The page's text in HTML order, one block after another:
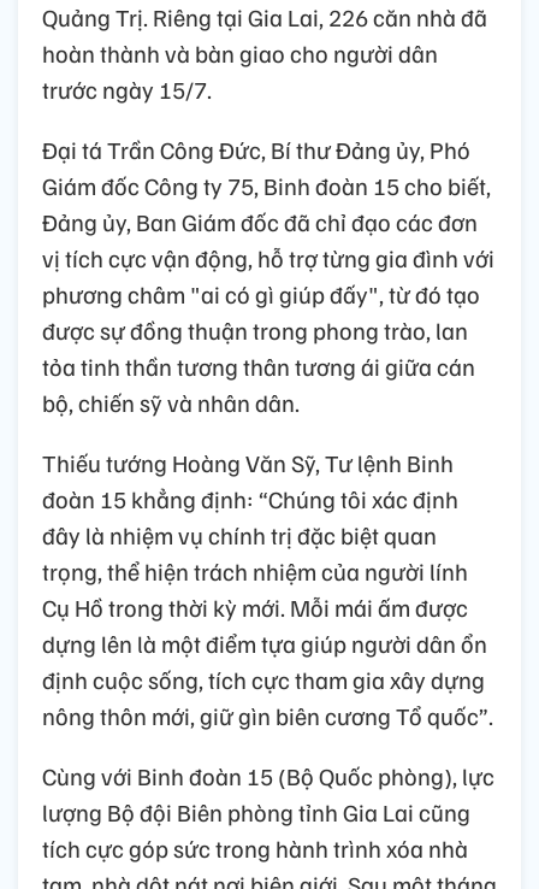
Quảng Trị. Riêng tại Gia Lai, 226 căn nhà đã
hoàn thành và bàn giao cho người dân
trước ngày 15/7.
Đại tá Trần Công Đức, Bí thư Đảng ủy, Phó
Giám đốc Công ty 75, Binh đoàn 15 cho biết,
Đảng ủy, Ban Giám đốc đã chỉ đạo các đơn
vị tích cực vận động, hỗ trợ từng gia đình với
phương châm "ai có gì giúp đấy", từ đó tạo
được sự đồng thuận trong phong trào, lan
tỏa tinh thần tương thân tương ái giữa cán
bộ, chiến sỹ và nhân dân.
Thiếu tướng Hoàng Văn Sỹ, Tư lệnh Binh
đoàn 15 khẳng định: “Chúng tôi xác định
đây là nhiệm vụ chính trị đặc biệt quan
trọng, thể hiện trách nhiệm của người lính
Cụ Hồ trong thời kỳ mới. Mỗi mái ấm được
dựng lên là một điểm tựa giúp người dân ổn
định cuộc sống, tích cực tham gia xây dựng
nông thôn mới, giữ gìn biên cương Tổ quốc”.
Cùng với Binh đoàn 15 (Bộ Quốc phòng), lực
lượng Bộ đội Biên phòng tỉnh Gia Lai cũng
tích cực góp sức trong hành trình xóa nhà